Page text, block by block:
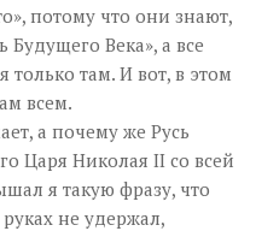
потому что они знают,
Будущего Века», а все
только там. И вот, в этом
всем.
а почему же Русь
Царя Николая II со всей
я такую фразу, что
не удержал,